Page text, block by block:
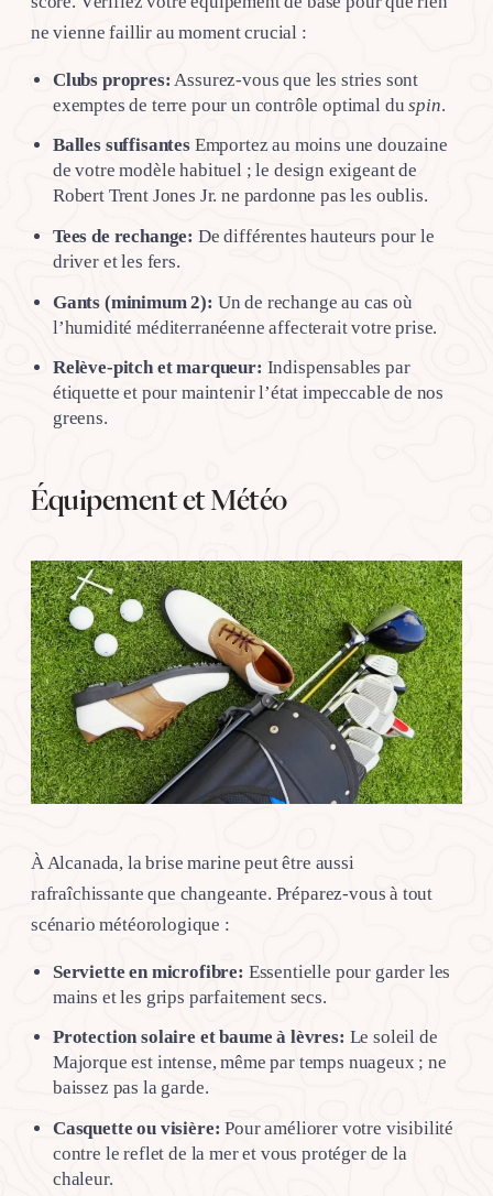
ne vienne faillir au moment crucial :
Clubs propres: Assurez-vous que les stries sont
exemptes de terre pour un contrôle optimal duspin.
Balles suffisantes Emportez au moins une douzaine
de votre modèle habituel ; le design exigeant de
Robert Trent Jones Jr. ne pardonne pas les oublis.
Tees de rechange: De différentes hauteurs pour le
driver et les fers.
Gants (minimum 2): Un de rechange au cas où
l’humidité méditerranéenne affecterait votre prise.
Relève-pitch et marqueur: Indispensables par
étiquette et pour maintenir l’état impeccable de nos
greens.
Équipement et Météo
À Alcanada, la brise marine peut être aussi
rafraîchissante que changeante. Préparez-vous à tout
scénario météorologique :
Serviette en microfibre: Essentielle pour garder les
mains et les grips parfaitement secs.
Protection solaire et baume à lèvres: Le soleil de
Majorque est intense, même par temps nuageux ; ne
baissez pas la garde.
Casquette ou visière: Pour améliorer votre visibilité
contre le reflet de la mer et vous protéger de la
chaleur.